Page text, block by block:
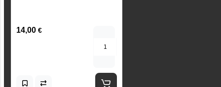
14,00 €